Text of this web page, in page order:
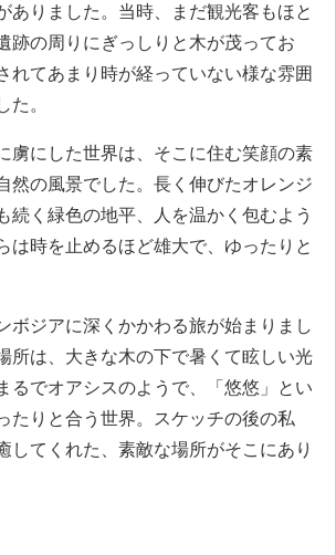
ありました。当時、まだ観光客もほと
跡の周りにぎっしりと木が茂ってお
れてあまり時が経っていない様な雰囲
た。
虜にした世界は、そこに住む笑顔の素
然の風景でした。長く伸びたオレンジ
続く緑色の地平、人を温かく包むよう
は時を止めるほど雄大で、ゆったりと
ジアに深くかかわる旅が始まりまし
所は、大きな木の下で暑くて眩しい光
でオアシスのようで、「悠悠」とい
たりと合う世界。スケッチの後の私
してくれた、素敵な場所がそこにあり